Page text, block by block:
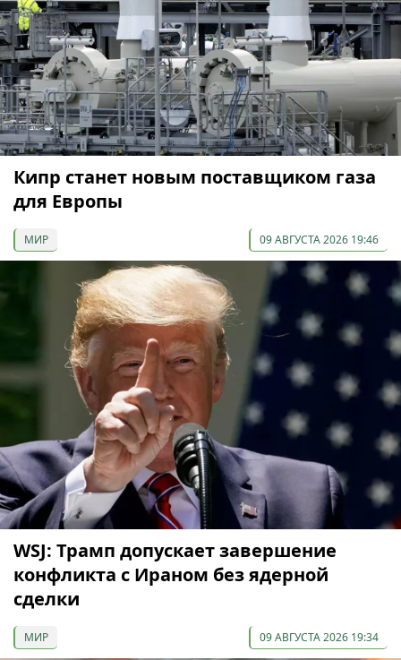
Кипр станет новым поставщиком газа
для Европы
МИР 09 АВГУСТА 2026 19:46
WSJ: Трамп допускает завершение
конфликта с Ираном без ядерной
сделки
МИР 09 АВГУСТА 2026 19:34